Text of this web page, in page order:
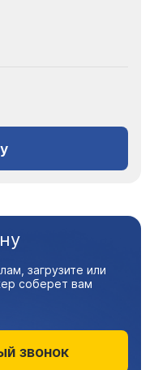
загрузите или
соберет вам
звонок